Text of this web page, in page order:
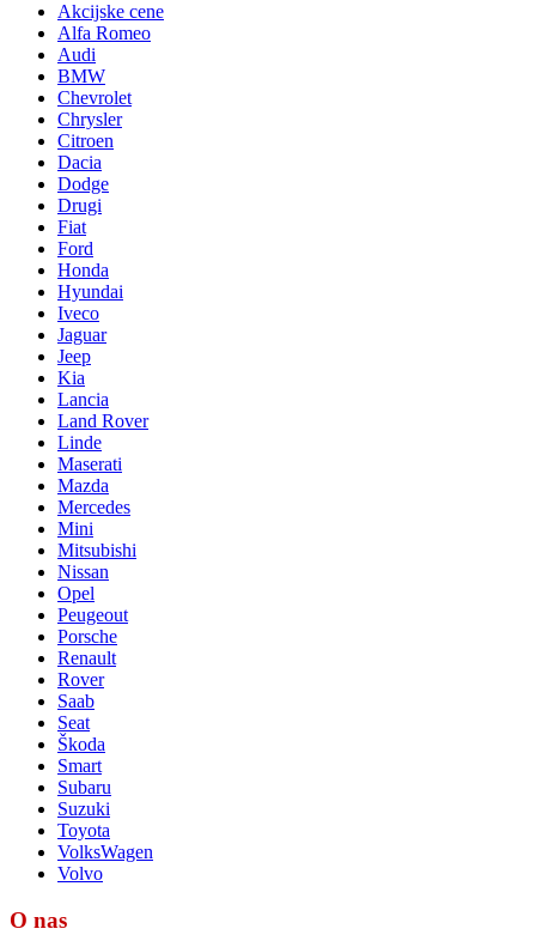
Akcijske cene
Alfa Romeo
Audi
BMW
Chevrolet
Chrysler
Citroen
Dacia
Dodge
Drugi
Fiat
Ford
Honda
Hyundai
Iveco
Jaguar
Jeep
Kia
Lancia
Land Rover
Linde
Maserati
Mazda
Mercedes
Mini
Mitsubishi
Nissan
Opel
Peugeout
Porsche
Renault
Rover
Saab
Seat
Škoda
Smart
Subaru
Suzuki
Toyota
VolksWagen
Volvo
O nas